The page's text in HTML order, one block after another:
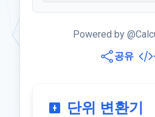
Powered by
공유
단위 변환기